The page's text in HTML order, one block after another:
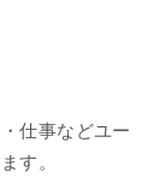
仕事などユー
す。